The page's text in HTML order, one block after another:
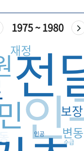
1975 ~ 1980
인
전
보장
변동
재정
수급
인공